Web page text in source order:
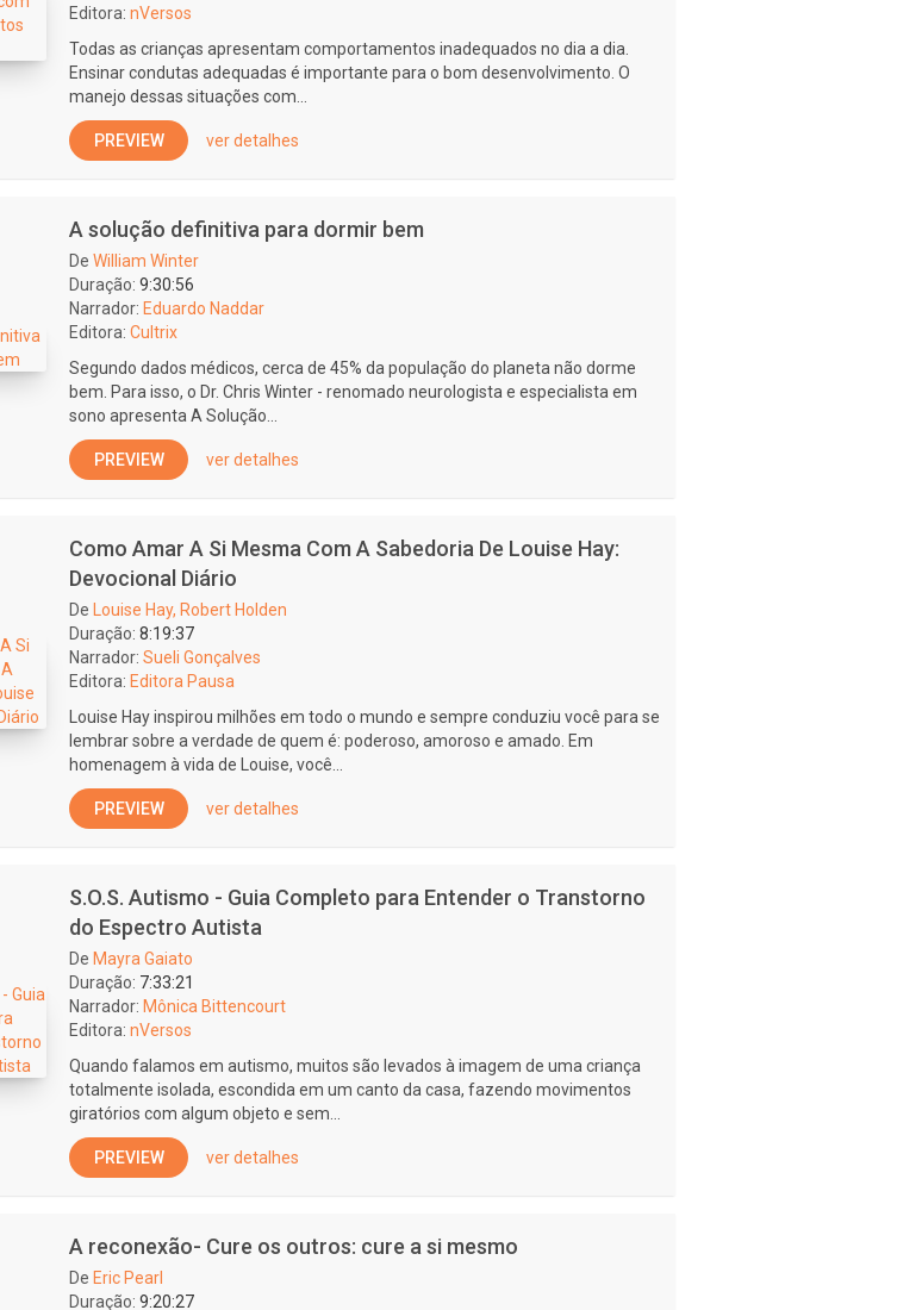
Editora: nVersos
Todas as crianças apresentam comportamentos inadequados no dia a dia.
Ensinar condutas adequadas é importante para o bom desenvolvimento. O
manejo dessas situações com...
PREVIEW ver detalhes
A solução definitiva para dormir bem
De William Winter
Duração: 9:30:56
Narrador: Eduardo Naddar
Editora: Cultrix
Segundo dados médicos, cerca de 45% da população do planeta não dorme
bem. Para isso, o Dr. Chris Winter - renomado neurologista e especialista em
sono apresenta A Solução...
PREVIEW ver detalhes
Como Amar A Si Mesma Com A Sabedoria De Louise Hay:
Devocional Diário
De
Louise Hay, Robert Holden
Duração: 8:19:37
Narrador: Sueli Gonçalves
Editora: Editora Pausa
Louise Hay inspirou milhões em todo o mundo e sempre conduziu você para se
lembrar sobre a verdade de quem é: poderoso, amoroso e amado. Em
homenagem à vida de Louise, você...
PREVIEW ver detalhes
S.O.S. Autismo - Guia Completo para Entender o Transtorno
do Espectro Autista
De Mayra Gaiato
Duração: 7:33:21
Narrador: Mônica Bittencourt
Editora: nVersos
Quando falamos em autismo, muitos são levados à imagem de uma criança
totalmente isolada, escondida em um canto da casa, fazendo movimentos
giratórios com algum objeto e sem...
PREVIEW ver detalhes
A reconexão- Cure os outros: cure a si mesmo
De Eric Pearl
Duração: 9:20:27